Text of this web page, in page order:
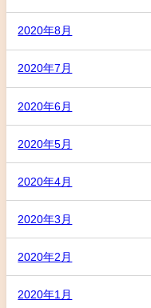
2020年8月
2020年7月
2020年6月
2020年5月
2020年4月
2020年3月
2020年2月
2020年1月